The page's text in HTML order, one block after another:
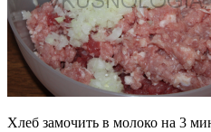
Хлеб замочить в молоко на 3